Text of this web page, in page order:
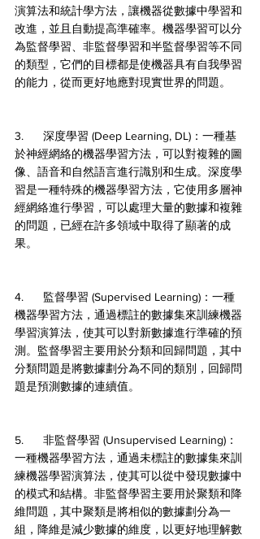
演算法和統計學方法，讓機器從數據中學習和
改進，並且自動提高準確率。機器學習可以分
為監督學習、非監督學習和半監督學習等不同
的類型，它們的目標都是使機器具有自我學習
的能力，從而更好地應對現實世界的問題。
3.      深度學習 (Deep Learning, DL)：一種基
於神經網絡的機器學習方法，可以對複雜的圖
像、語音和自然語言進行識別和生成。深度學
習是一種特殊的機器學習方法，它使用多層神
經網絡進行學習，可以處理大量的數據和複雜
的問題，已經在許多領域中取得了顯著的成
果。
4.      監督學習 (Supervised Learning)：一種
機器學習方法，通過標註的數據集來訓練機器
學習演算法，使其可以對新數據進行準確的預
測。監督學習主要用於分類和回歸問題，其中
分類問題是將數據劃分為不同的類別，回歸問
題是預測數據的連續值。
5.      非監督學習 (Unsupervised Learning)：
一種機器學習方法，通過未標註的數據集來訓
練機器學習演算法，使其可以從中發現數據中
的模式和結構。非監督學習主要用於聚類和降
維問題，其中聚類是將相似的數據劃分為一
組，降維是減少數據的維度，以更好地理解數